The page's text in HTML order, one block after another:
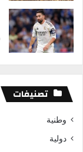
تصنيفات
وطنية
دولية